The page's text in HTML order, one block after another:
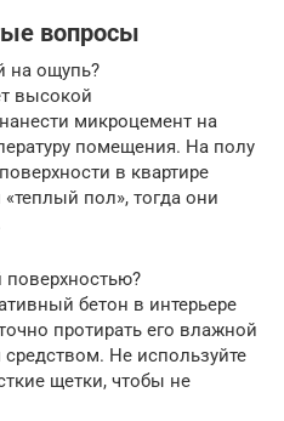
вопросы
на ощупь?
высокой
микроцемент на
помещения. На полу
в квартире
пол», тогда они
поверхностью?
бетон в интерьере
протирать его влажной
Не используйте
щетки, чтобы не